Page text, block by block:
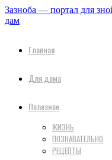
Зазноба — портал для
дам
Главная
Для дома
Полезное
ЖИЗНЬ
ПОЗНАВАТЕЛЬНО
РЕЦЕПТЫ